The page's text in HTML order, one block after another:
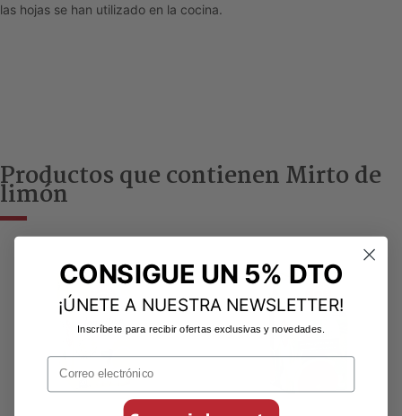
las hojas se han utilizado en la cocina.
Productos que contienen Mirto de
limón
CONSIGUE UN 5% DTO
¡ÚNETE A NUESTRA NEWSLETTER!
Inscríbete para recibir ofertas exclusivas y novedades.